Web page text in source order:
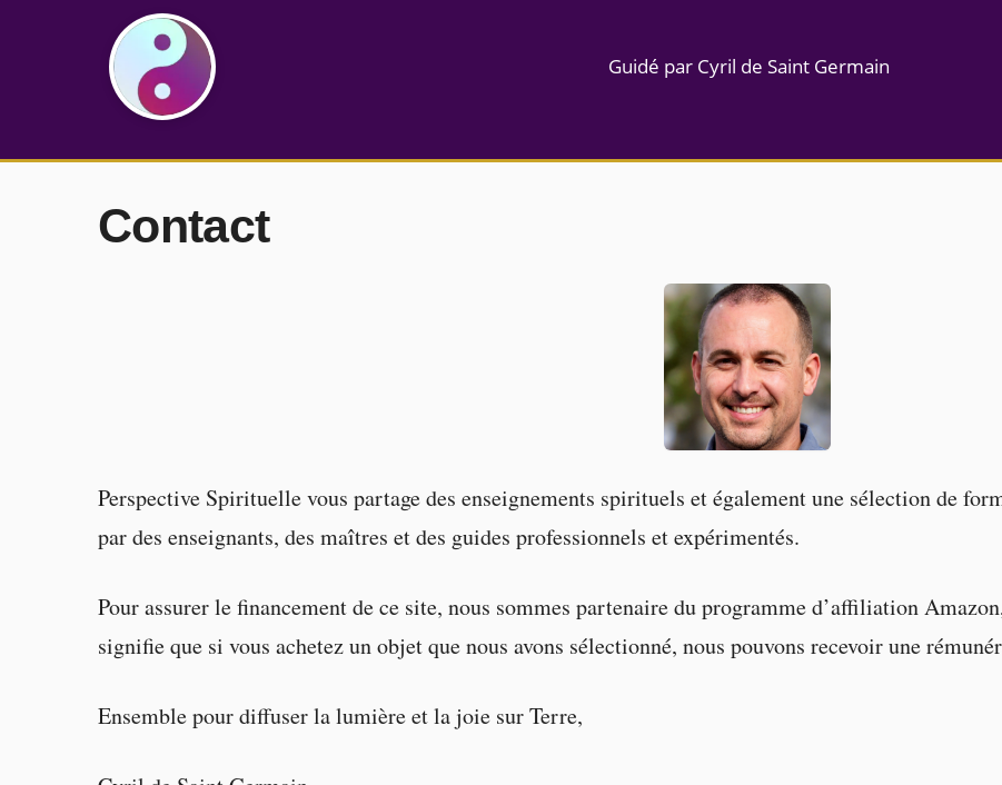
Guidé par Cyril de Saint Germain
Contact
Perspective Spirituelle vous partage des enseignements spirituels et également une sélection de
par des enseignants, des maîtres et des guides professionnels et expérimentés.
Pour assurer le financement de ce site, nous sommes partenaire du programme d’affiliation
signifie que si vous achetez un objet que nous avons sélectionné, nous pouvons recevoir une
Ensemble pour diffuser la lumière et la joie sur Terre,